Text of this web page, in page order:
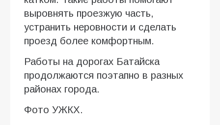
выровнять проезжую часть,
устранить неровности и сделать
проезд более комфортным.
Работы на дорогах Батайска
продолжаются поэтапно в разных
районах города.
Фото УЖКХ.